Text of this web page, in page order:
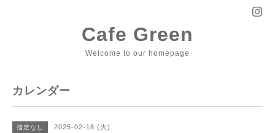
Cafe Green
Welcome to our homepage
カレンダー
指定なし 2025-02-18 (火)